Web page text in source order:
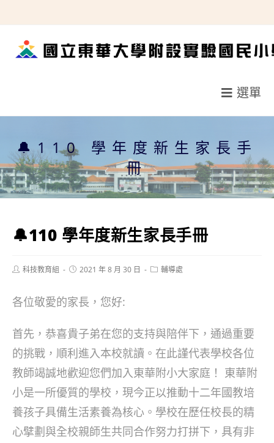
轉
選單
🔔110 學年度新生家長手
冊
🔔110 學年度新生家長手冊
Post科技教育組
Post2021 年 8 月 30 日
Post輔導處
各位敬愛的家長，您好:
首先，恭喜貴子弟在您的支持與陪伴下，通過重要
的挑戰，順利進入本校就讀。在此謹代表學校各位
教師竭誠地歡迎您們加入東華附小大家庭！ 東華附
小是一所優質的學校，現今正以推動十二年國教培
養孩子具備生活素養為核心。學校在歷任校長的精
心擘劃與全校親師生共同合作努力打拼下，具有非